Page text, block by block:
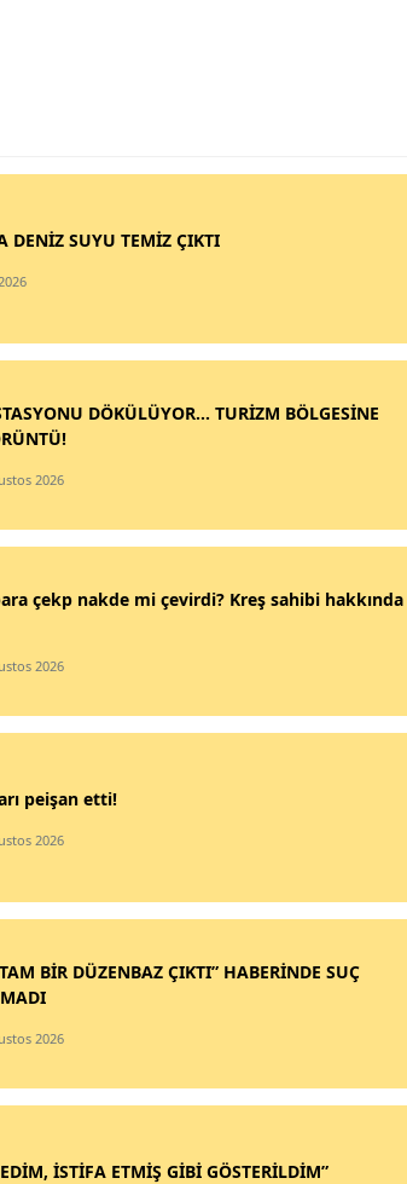
DENİZ SUYU TEMİZ ÇIKTI
DÖKÜLÜYOR... TURİZM BÖLGESİNE
2026
çekp nakde mi çevirdi? Kreş sahibi hakkında
2026
peişan etti!
2026
BİR DÜZENBAZ ÇIKTI” HABERİNDE SUÇ
2026
İSTİFA ETMİŞ GİBİ GÖSTERİLDİM”